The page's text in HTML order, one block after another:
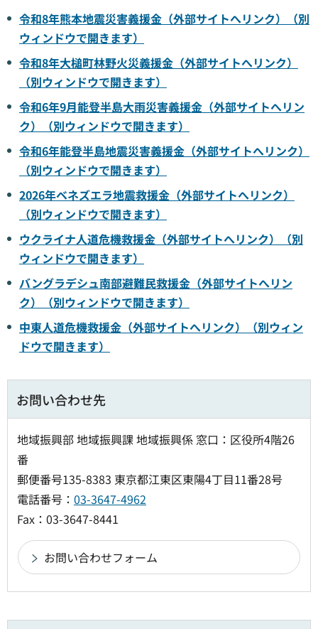
令和8年熊本地震災害義援金（外部サイトへリンク）（別
ウィンドウで開きます）
令和8年大槌町林野火災義援金（外部サイトへリンク）
（別ウィンドウで開きます）
令和6年9月能登半島大雨災害義援金（外部サイトへリン
ク）（別ウィンドウで開きます）
令和6年能登半島地震災害義援金（外部サイトへリンク）
（別ウィンドウで開きます）
2026年ベネズエラ地震救援金（外部サイトへリンク）
（別ウィンドウで開きます）
ウクライナ人道危機救援金 （外部サイトへリンク）（別
ウィンドウで開きます）
バングラデシュ南部避難民救援金（外部サイトへリン
ク）（別ウィンドウで開きます）
中東人道危機救援金（外部サイトへリンク）（別ウィン
ドウで開きます）
お問い合わせ先
地域振興部 地域振興課 地域振興係 窓口：区役所4階26
番
郵便番号135-8383 東京都江東区東陽4丁目11番28号
電話番号： 03-3647-4962
Fax：03-3647-8441